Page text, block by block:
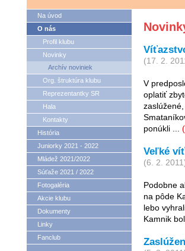
Na úvod
O nás
Profil klubu
Novinky
Archív noviniek
Org. štruktúra klubu
Reprezentantky SR
Hala
Kontakty
História
Juniorky 2021 - 2022
Mládež 2021/2022
Súťaže 2021 / 2022
Fotogaléria
Akcie klubu
Dokumenty
Linky
Fanclub
(17. 2.
V
oplatiť
ponúkli ...
Veľké
(6. 2.
Podobne
na pôde
lebo
Kamnik